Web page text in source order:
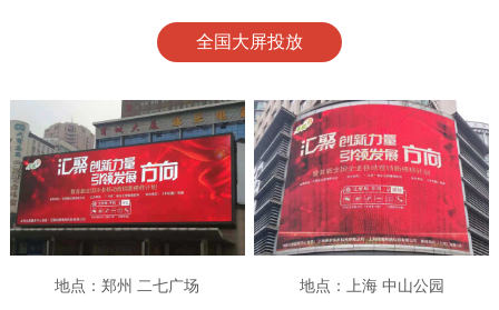
全国大屏投放
地点：郑州 二七广场 地点：上海 中山公园